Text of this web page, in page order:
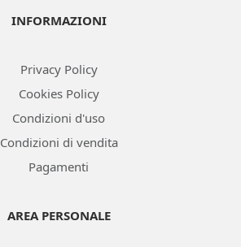
INFORMAZIONI
Privacy Policy
Cookies Policy
Condizioni d'uso
Condizioni di vendita
Pagamenti
AREA PERSONALE